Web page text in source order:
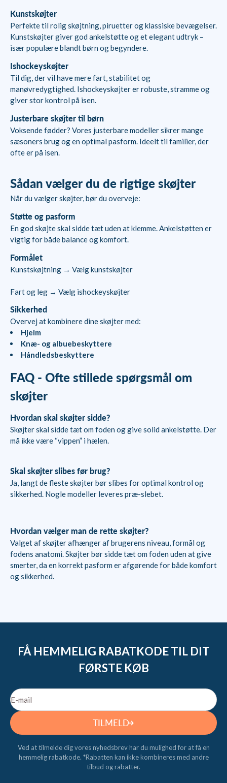
Kunstskøjter
Perfekte til rolig skøjtning, piruetter og klassiske bevægelser.
Kunstskøjter giver god ankelstøtte og et elegant udtryk –
især populære blandt børn og begyndere.
Ishockeyskøjter
Til dig, der vil have mere fart, stabilitet og
manøvredygtighed. Ishockeyskøjter er robuste, stramme og
giver stor kontrol på isen.
Justerbare skøjter til børn
Voksende fødder? Vores justerbare modeller sikrer mange
sæsoners brug og en optimal pasform. Ideelt til familier, der
ofte er på isen.
Sådan vælger du de rigtige skøjter
Når du vælger skøjter, bør du overveje:
Støtte og pasform
En god skøjte skal sidde tæt uden at klemme. Ankelstøtten er
vigtig for både balance og komfort.
Formålet
Kunstskøjtning → Vælg kunstskøjter
Fart og leg → Vælg ishockeyskøjter
Sikkerhed
Overvej at kombinere dine skøjter med:
Hjelm
Knæ- og albuebeskyttere
Håndledsbeskyttere
FAQ - Ofte stillede spørgsmål om
skøjter
Hvordan skal skøjter sidde?
Skøjter skal sidde tæt om foden og give solid ankelstøtte. Der
må ikke være “vippen” i hælen.
Skal skøjter slibes før brug?
Ja, langt de fleste skøjter bør slibes for optimal kontrol og
sikkerhed. Nogle modeller leveres præ-slebet.
Hvordan vælger man de rette skøjter?
Valget af skøjter afhænger af brugerens niveau, formål og
fodens anatomi. Skøjter bør sidde tæt om foden uden at give
smerter, da en korrekt pasform er afgørende for både komfort
og sikkerhed.
FÅ HEMMELIG RABATKODE TIL DIT
FØRSTE KØB
E-mail
TILMELD
Ved at tilmelde dig vores nyhedsbrev har du mulighed for at få en
hemmelig rabatkode. *Rabatten kan ikke kombineres med andre
tilbud og rabatter.